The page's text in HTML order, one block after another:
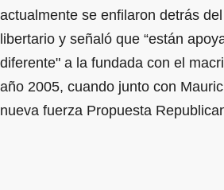
actualmente se enfilaron detrás
libertario y señaló que “están
diferente" a la fundada con el
año 2005, cuando junto con
nueva fuerza Propuesta